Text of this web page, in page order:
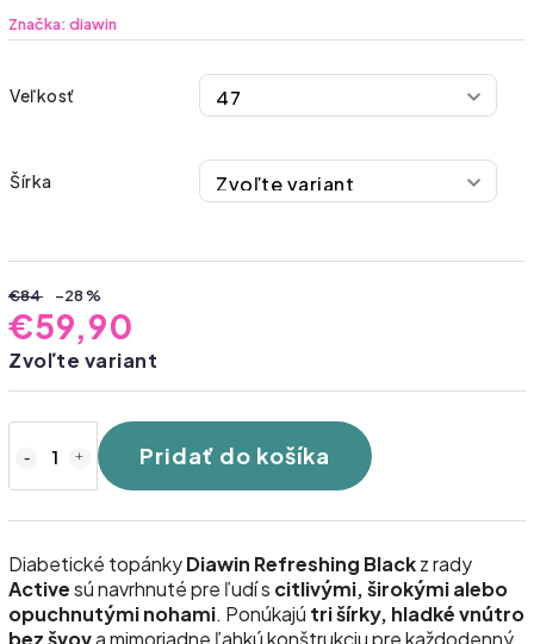
Značka:diawin
Veľkosť
Šírka
€84 –28 %
€59,90
Zvoľte variant
Pridať do košíka
Diabetické topánkyDiawin Refreshing Blackz rady
Activesú navrhnuté pre ľudí s citlivými, širokými alebo
opuchnutými nohami. Ponúkajú tri šírky, hladké vnútro
bez švova mimoriadne ľahkú konštrukciu pre každodenný